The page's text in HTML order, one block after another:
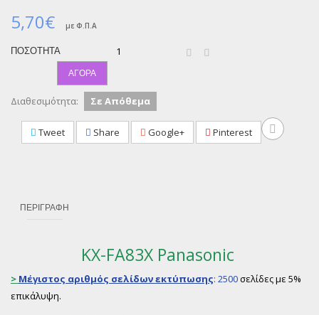
5,70€ με Φ.Π.Α
ΠΟΣΌΤΗΤΑ
ΑΓΟΡΆ
Διαθεσιμότητα: Σε Απόθεμα
Tweet Share Google+ Pinterest
ΠΕΡΙΓΡΑΦΉ
KX-FA83X Panasonic
> Μέγιστος αριθμός σελίδων εκτύπωσης: 2500σελίδες με 5%
επικάλυψη.